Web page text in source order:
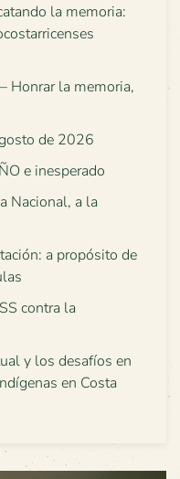
la memoria:
Honrar la memoria,
de 2026
e inesperado
Nacional, a la
a propósito de
contra la
y los desafíos en
en Costa